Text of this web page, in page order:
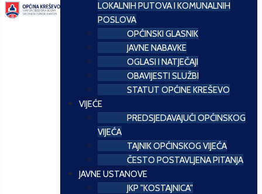
LOKALNIH PUTOVA I KOMUNALNIH
POSLOVA
OPĆINSKI GLASNIK
JAVNE NABAVKE
OGLASI I NATJEČAJI
OBAVIJESTI SLUŽBI
STATUT OPĆINE KREŠEVO
VIJEĆE
PREDSJEDAVAJUĆI OPĆINSKOG
VIJEĆA
TAJNIK OPĆINSKOG VIJEĆA
ČESTO POSTAVLJENA PITANJA
JAVNE USTANOVE
JKP "KOSTAJNICA"